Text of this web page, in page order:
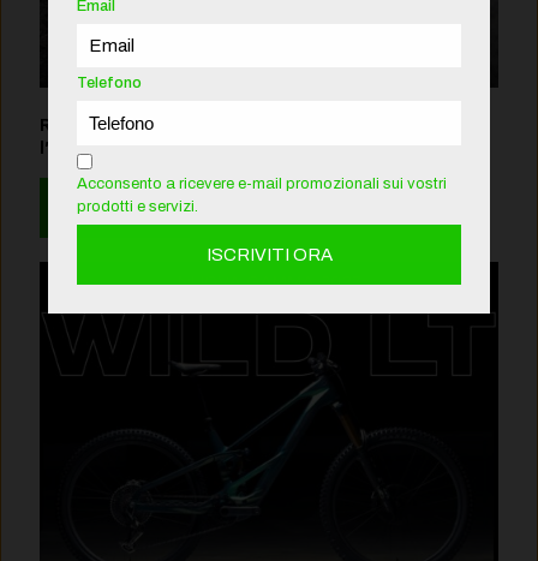
Rotwild R.XX 2027: Il Nuovo Punto di Riferimento per
l’E-MTB Trail Leggera
Leggi
Email
Telefono
Acconsento a ricevere e-mail promozionali sui vostri
prodotti e servizi.